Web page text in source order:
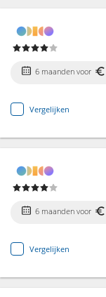
6 maanden voor
Vergelijken
6 maanden voor
Vergelijken